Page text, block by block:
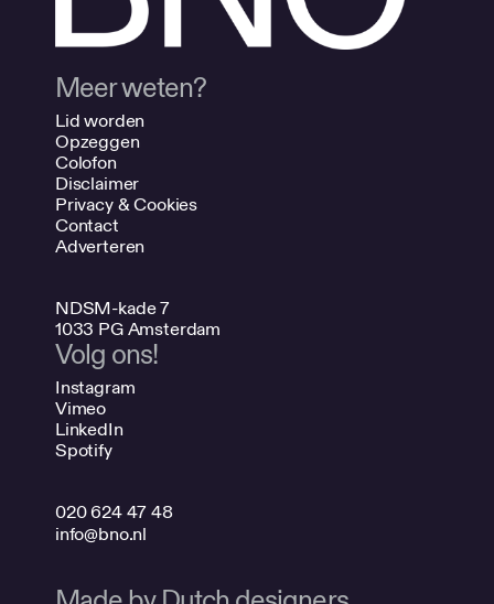
Meer weten?
Lid worden
Opzeggen
Colofon
Disclaimer
Privacy & Cookies
Contact
Adverteren
NDSM-kade 7
1033 PG Amsterdam
Volg ons!
Instagram
Vimeo
LinkedIn
Spotify
020 624 47 48
info@bno.nl